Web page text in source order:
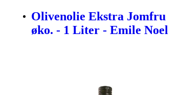
Olivenolie Ekstra Jomfru
øko. - 1 Liter - Emile Noel